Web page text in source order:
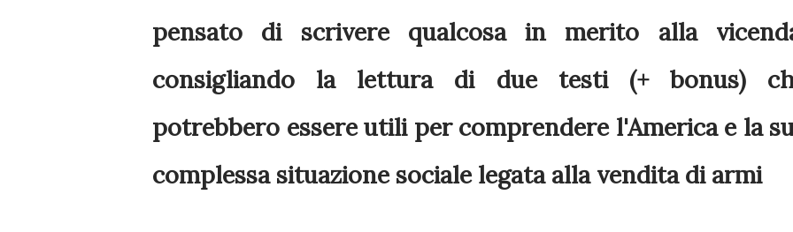
pensato di scrivere qualcosa in merito alla
consigliando la lettura di due testi (+ bonus)
potrebbero essere utili per comprendere l'America e la
complessa situazione sociale legata alla vendita di armi